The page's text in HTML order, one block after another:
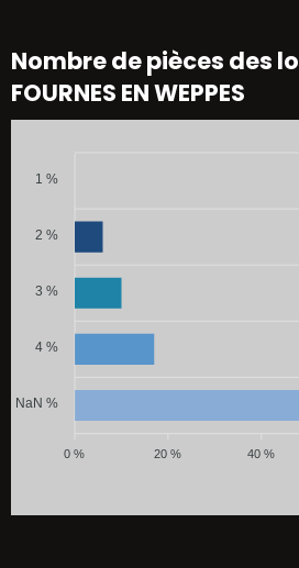
Nombre de pièces des
FOURNES EN WEPPES
1 %
2 %
3 %
4 %
NaN %
40 %
20 %
0 %